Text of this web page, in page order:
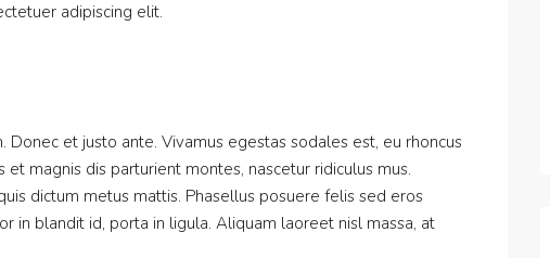
adipiscing elit.
et justo ante. Vivamus egestas sodales est, eu rhoncus
magnis dis parturient montes, nascetur ridiculus mus.
dictum metus mattis. Phasellus posuere felis sed eros
in blandit id, porta in ligula. Aliquam laoreet nisl massa, at
Calle Eric del Valle - El Cangrejo